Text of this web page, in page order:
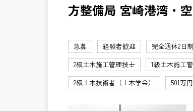
方整備局 宮崎港湾・
急募 経験者歓迎 完全週休2日制
2級土木施工管理技士
1級土木施工
2級土木技術者（土木学会）
501万